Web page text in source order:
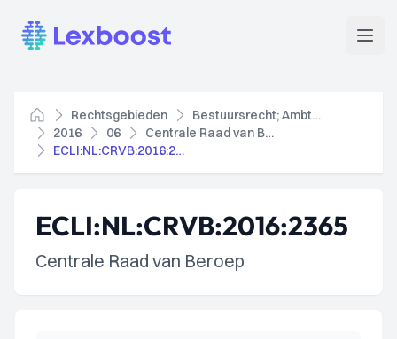
Lexboost
Home
Rechtsgebieden
Bestuursrecht; Ambtenarenrecht
2016
06
Centrale Raad van Beroep
ECLI:NL:CRVB:2016:2365
ECLI:NL:CRVB:2016:2365
Centrale Raad van Beroep